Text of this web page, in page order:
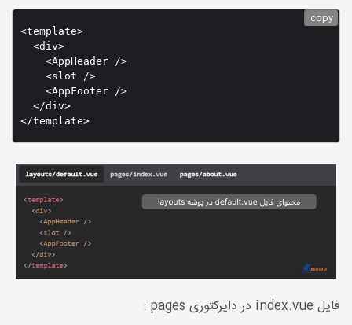
<template>
  <div>
    <AppHeader />
    <slot />
    <AppFooter />
  </div>
copy
فایل index.vue در دایرکتوری pages :